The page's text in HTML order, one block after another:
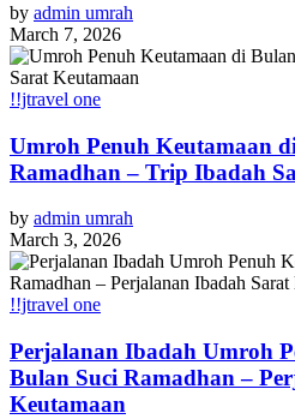
by admin umrah
March 7, 2026
!!jtravel one
Umroh Penuh Keutamaan
Ramadhan – Trip Ibadah
by admin umrah
March 3, 2026
!!jtravel one
Perjalanan Ibadah Umroh
Bulan Suci Ramadhan –
Keutamaan